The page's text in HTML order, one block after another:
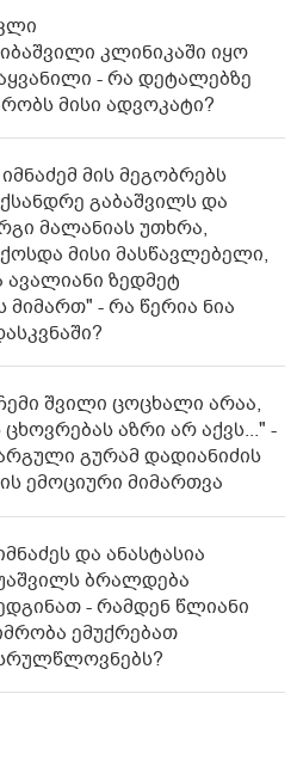
კლინიკაში იყო
- რა დეტალებზე
მისი ადვოკატი?
მის მეგობრებს
გაბაშვილს და
მალანიას უთხრა,
მისი მასწავლებელი,
ავალიანი ზედმეტ
მიმართ" - რა წერია ნია
შვილი ცოცხალი არაა,
ცხოვრებას აზრი არ აქვს..." -
გურამ დადიანიძის
ემოციური მიმართვა
და ანასტასია
ბრალდება
- რამდენ წლიანი
ემუქრებათ